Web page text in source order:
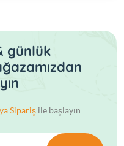
günlük
Siparişile başlayın